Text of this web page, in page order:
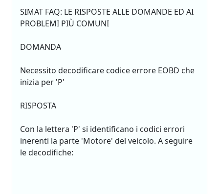
SIMAT FAQ: LE RISPOSTE ALLE DOMANDE ED AI
PROBLEMI PIÙ COMUNI
DOMANDA
Necessito decodificare codice errore EOBD che
inizia per 'P'
RISPOSTA
Con la lettera 'P' si identificano i codici errori
inerenti la parte 'Motore' del veicolo. A seguire
le decodifiche: